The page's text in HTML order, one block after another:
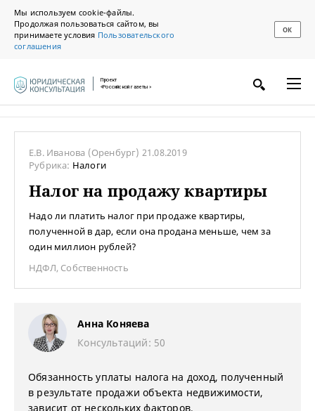
Мы используем cookie-файлы.
Продолжая пользоваться сайтом, вы
принимаете условия Пользовательского
соглашения
ОК
Проект
«Российской газеты»
Е.В. Иванова (Оренбург) 21.08.2019
Рубрика: Налоги
Налог на продажу квартиры
Надо ли платить налог при продаже квартиры,
полученной в дар, если она продана меньше, чем за
один миллион рублей?
НДФЛ, Собственность
Анна Коняева
Консультаций: 50
Обязанность уплаты налога на доход, полученный
в результате продажи объекта недвижимости,
зависит от нескольких факторов.